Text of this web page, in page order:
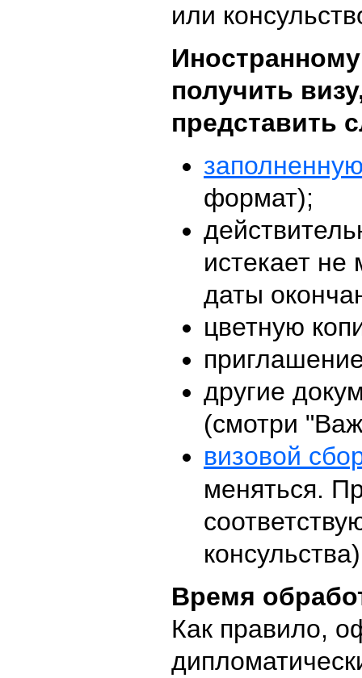
или
получить
представить
формат);
истекает
даты
цветную
другие
(смотри
визовой
меняться.
Время
Как правило,